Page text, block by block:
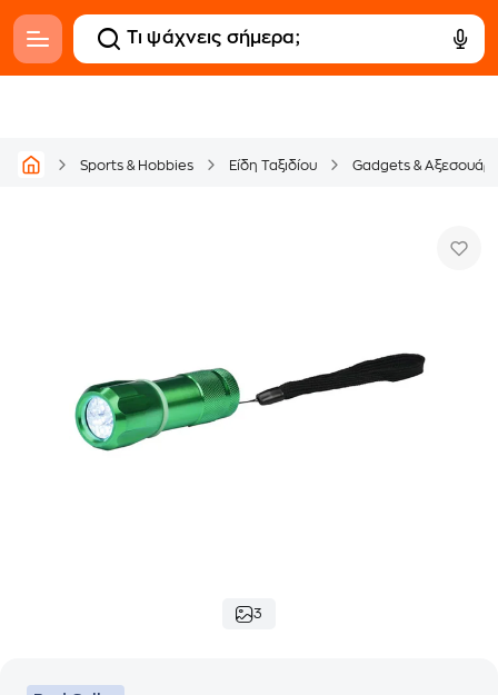
Sports & Hobbies Είδη Ταξιδίου Gadgets & Αξεσουάρ
3